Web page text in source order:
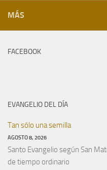
MÁS
FACEBOOK
EVANGELIO DEL DÍA
Tan sólo una semilla
AGOSTO 8, 2026
Santo Evangelio según San
de tiempo ordinario